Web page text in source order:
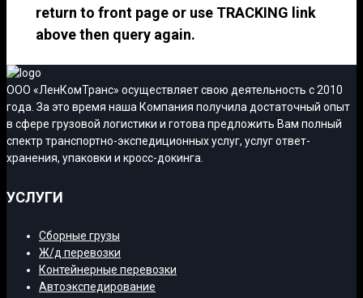
return to front page or use TRACKING link
above then query again.
ООО «ЛенКомТранс» осуществляет свою деятельность с 2010
года. За это время наша Компания получила достаточный опыт
в сфере грузовой логистики и готова предложить Вам полный
спектр транспортно-экспедиционных услуг, услуг ответ-
хранения, упаковки и кросс-докинга.
УСЛУГИ
Сборные грузы
Ж/д перевозки
Контейнерные перевозки
Автоэкспедирование